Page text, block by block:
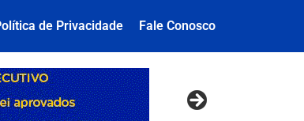
de Privacidade Fale Conosco